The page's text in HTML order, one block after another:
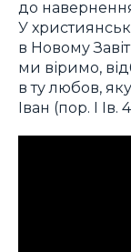
до
У
в Новому
ми віримо,
в ту любов,
Іван (пор. I Ів.